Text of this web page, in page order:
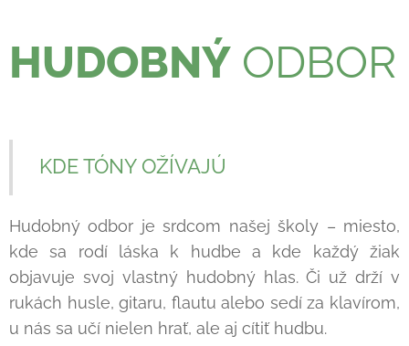
HUDOBNÝ ODBOR
KDE TÓNY OŽÍVAJÚ
Hudobný odbor je srdcom našej školy – miesto,
kde sa rodí láska k hudbe a kde každý žiak
objavuje svoj vlastný hudobný hlas. Či už drží v
rukách husle, gitaru, flautu alebo sedí za klavírom,
u nás sa učí nielen hrať, ale aj cítiť hudbu.